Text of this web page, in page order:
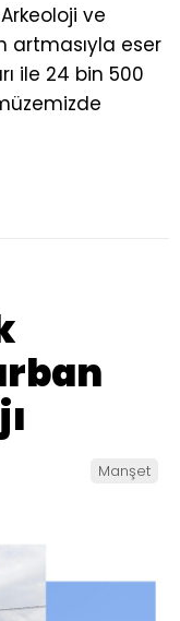
ve
artmasıyla eser
ile 24 bin 500
Manşet